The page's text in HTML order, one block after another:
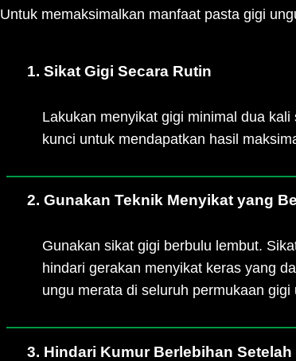
Untuk memaksimalkan manfaat pasta gigi
1. Sikat Gigi Secara Rutin
Lakukan menyikat gigi minimal dua
kunci untuk mendapatkan hasil
2. Gunakan Teknik Menyikat yang
Gunakan sikat gigi berbulu lembut.
hindari gerakan menyikat keras yang
ungu merata di seluruh permukaan
3. Hindari Kumur Berlebihan